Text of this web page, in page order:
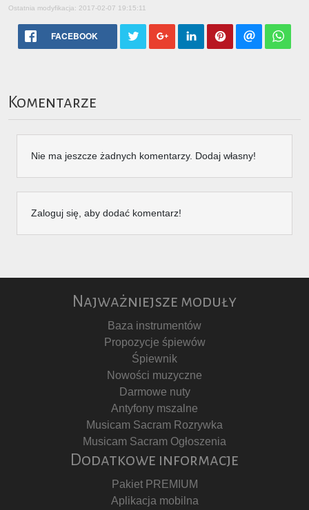
Ostatnia modyfikacja: 2017-02-07 19:15:11
FACEBOOK
Komentarze
Nie ma jeszcze żadnych komentarzy. Dodaj własny!
Zaloguj się, aby dodać komentarz!
Najważniejsze moduły
Baza instrumentów
Propozycje śpiewów
Śpiewnik
Nowości muzyczne
Darmowe nuty
Antyfony mszalne
Musicam Sacram Rozrywka
Musicam Sacram Ogłoszenia
Dodatkowe informacje
Pakiet PREMIUM
Aplikacja mobilna